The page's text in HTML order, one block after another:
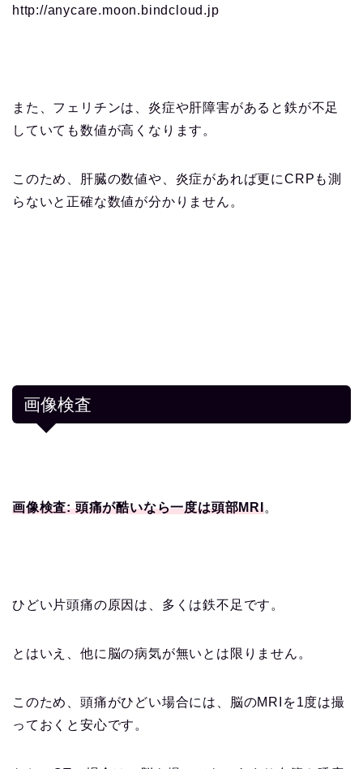
http://anycare.moon.bindcloud.jp
また、フェリチンは、炎症や肝障害があると鉄が不足
していても数値が高くなります。
このため、肝臓の数値や、炎症があれば更にCRPも測
らないと正確な数値が分かりません。
画像検査
画像検査: 頭痛が酷いなら一度は頭部MRI。
ひどい片頭痛の原因は、多くは鉄不足です。
とはいえ、他に脳の病気が無いとは限りません。
このため、頭痛がひどい場合には、脳のMRIを1度は撮
っておくと安心です。